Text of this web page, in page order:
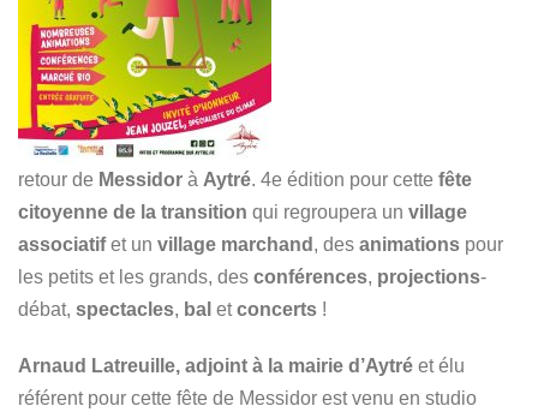
retour de Messidor à Aytré. 4e édition pour cette fête
citoyenne de la transition qui regroupera un village
associatifet un village marchand , des animations pour
les petits et les grands, des conférences, projections-
débat, spectacles, bal etconcerts !
Arnaud Latreuille, adjoint à la mairie d’Aytré et élu
référent pour cette fête de Messidor est venu en studio